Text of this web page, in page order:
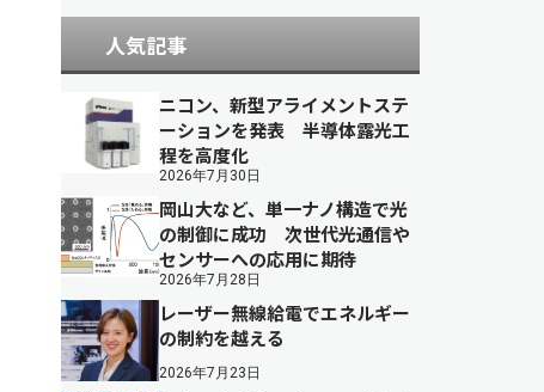
人気記事
ニコン、新型アライメントステ
ーションを発表 半導体露光工
程を高度化
2026年7月30日
岡山大など、単一ナノ構造で光
の制御に成功 次世代光通信や
センサーへの応用に期待
2026年7月28日
レーザー無線給電でエネルギー
の制約を越える
2026年7月23日